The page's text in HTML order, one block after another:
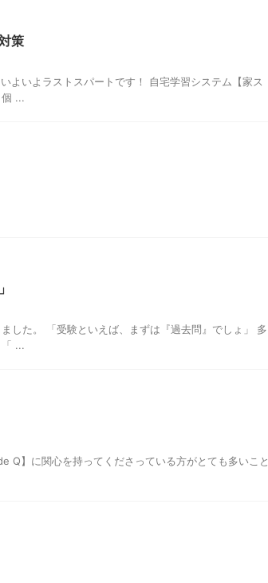
策
よいよラストスパートです！ 自宅学習システム【家ス
...
した。 「受験といえば、まずは『過去問』でしょ」 多
...
Q】に関心を持ってくださっている方がとても多いこと